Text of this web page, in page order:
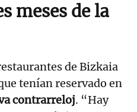
meses de la
de Bizkaia
tenían reservado en
contrarreloj. “Hay